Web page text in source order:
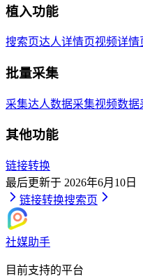
植入功能
搜索页达人详情页视频详情
批量采集
采集达人数据采集视频数据
其他功能
链接转换
最后更新于 2026年6月10日
链接转换搜索页
社媒助手
目前支持的平台